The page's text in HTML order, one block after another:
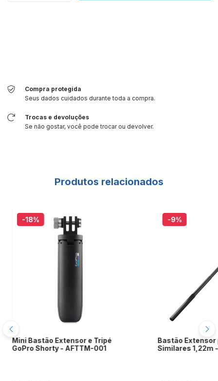
Compra protegida
Seus dados cuidados durante toda a compra.
Trocas e devoluções
Se não gostar, você pode trocar ou devolver.
Produtos relacionados
-18%
Mini Bastão Extensor e Tripé
GoPro Shorty - AFTTM-001
-9%
Bastão Extensor
Similares 1,22m